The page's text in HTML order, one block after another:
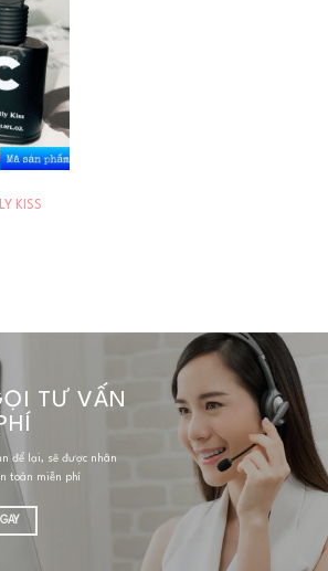
wishlist
KISS
TƯ VẤN
để lại, sẽ được nhân
toàn miễn phí